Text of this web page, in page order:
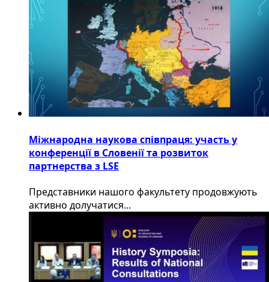
Міжнародна наукова співпраця: участь у
конференції в Словенії та розвиток
партнерства з LSE
​Представники нашого факультету продовжують
активно долучатися...